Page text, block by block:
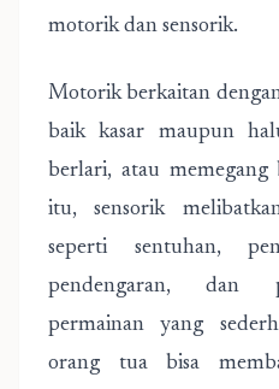
motorik dan sensorik.
Motorik berkaitan
baik kasar maupun
berlari, atau memegang
itu, sensorik
seperti sentuhan,
pendengaran, dan
permainan yang
orang tua bisa